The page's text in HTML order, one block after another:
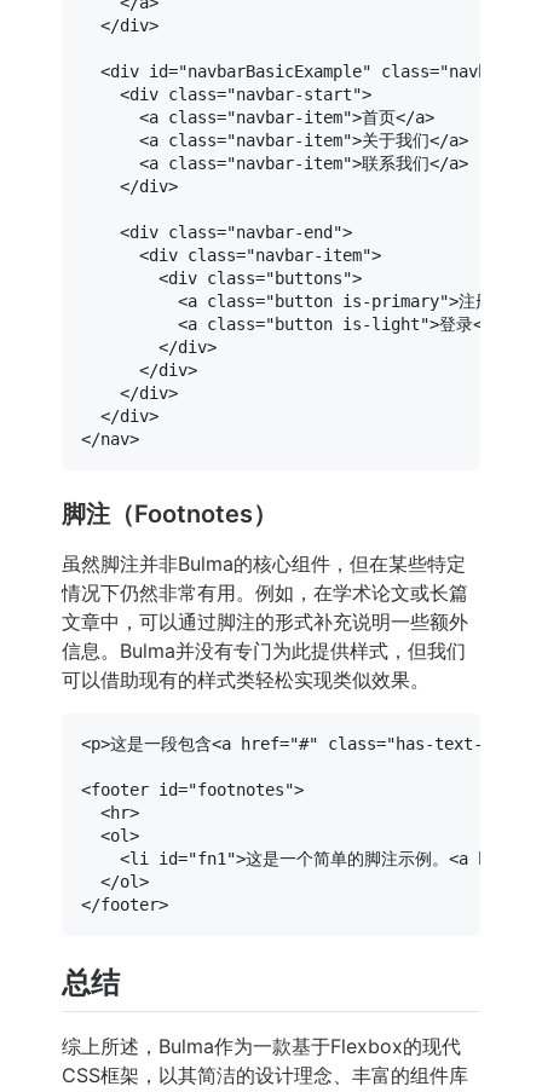
</div>
<div id="navbarBasicExample" class="navbar-
<div class="navbar-start">
<a class="navbar-item">首页</a>
<a class="navbar-item">关于我们</a>
<a class="navbar-item">联系我们</a>
</div>
<div class="navbar-end">
<div class="navbar-item">
<div class="buttons">
<a class="button is-primary">注册
<a class="button is-light">登录</
</div>
</div>
</div>
</div>
</nav>
脚注（Footnotes）
虽然脚注并非Bulma的核心组件，但在某些特定
情况下仍然非常有用。例如，在学术论文或长篇
文章中，可以通过脚注的形式补充说明一些额外
信息。Bulma并没有专门为此提供样式，但我们
可以借助现有的样式类轻松实现类似效果。
<p>这是一段包含<a href="#" class="has-text-link"
<footer id="footnotes">
<hr>
<ol>
<li id="fn1">这是一个简单的脚注示例。 <a
</ol>
</footer>
总结
综上所述，Bulma作为一款基于Flexbox的现代
CSS框架，以其简洁的设计理念、丰富的组件库